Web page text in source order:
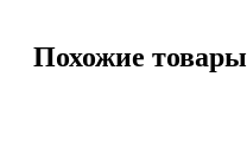
Похожие товары